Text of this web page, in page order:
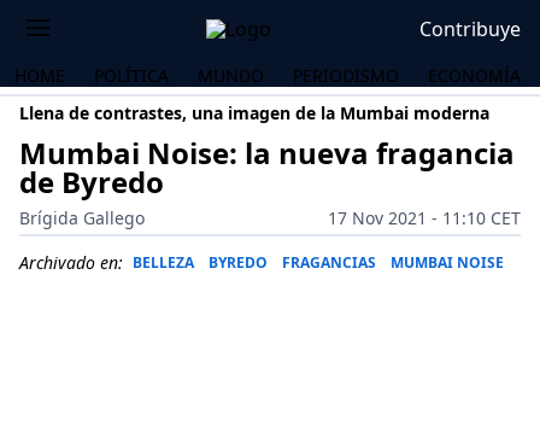
Contribuye
HOME POLÍTICA MUNDO PERIODISMO
ECONOMÍA
Llena de contrastes, una imagen de la Mumbai moderna
Mumbai Noise: la nueva fragancia
de Byredo
Brígida Gallego
17 Nov 2021 - 11:10 CET
Archivado en: BELLEZA BYREDO FRAGANCIAS MUMBAI NOISE